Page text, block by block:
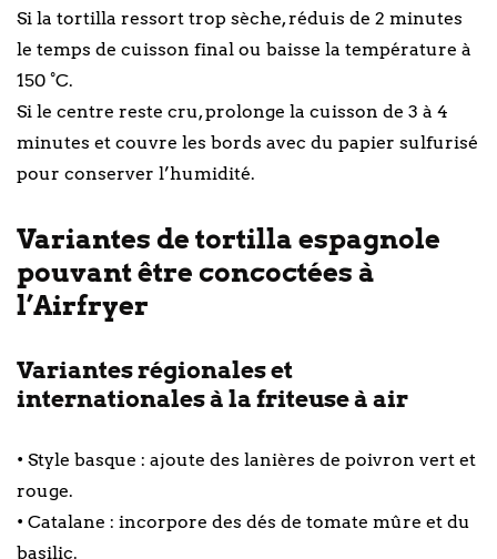
Si la tortilla ressort trop sèche, réduis de 2 minutes
le temps de cuisson final ou baisse la température à
150 °C.
Si le centre reste cru, prolonge la cuisson de 3 à 4
minutes et couvre les bords avec du papier sulfurisé
pour conserver l’humidité.
Variantes de tortilla espagnole
pouvant être concoctées à
l’Airfryer
Variantes régionales et
internationales à la friteuse à air
• Style basque : ajoute des lanières de poivron vert et
rouge.
• Catalane : incorpore des dés de tomate mûre et du
basilic.